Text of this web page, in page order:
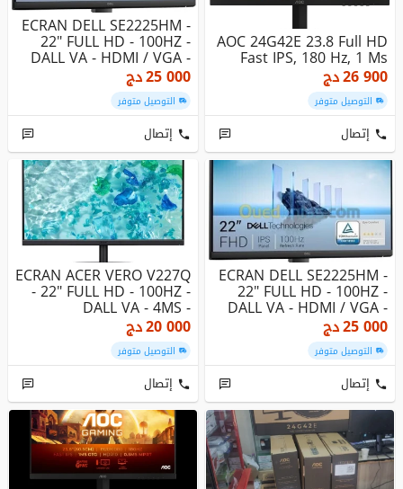
AOC 24G42E 23.8 Full HD
Fast IPS, 180 Hz, 1 Ms
26 900دج
التوصيل متوفر
إتصال
ECRAN DELL SE2225HM -
22" FULL HD - 100HZ -
DALL VA - HDMI / VGA -
5MS...
25 000دج
التوصيل متوفر
إتصال
ECRAN DELL SE2225HM -
22" FULL HD - 100HZ -
DALL VA - HDMI / VGA -
5MS...
25 000دج
التوصيل متوفر
إتصال
ECRAN ACER VERO V227Q
- 22" FULL HD - 100HZ -
DALL VA - 4MS -
HDMI+VGA...
20 000دج
التوصيل متوفر
إتصال